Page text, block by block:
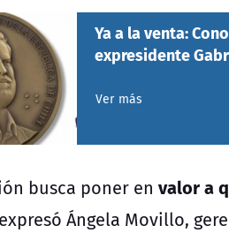
Ya a la venta:
expresidente
Ver más
busca poner en valor a
Ángela Movillo,